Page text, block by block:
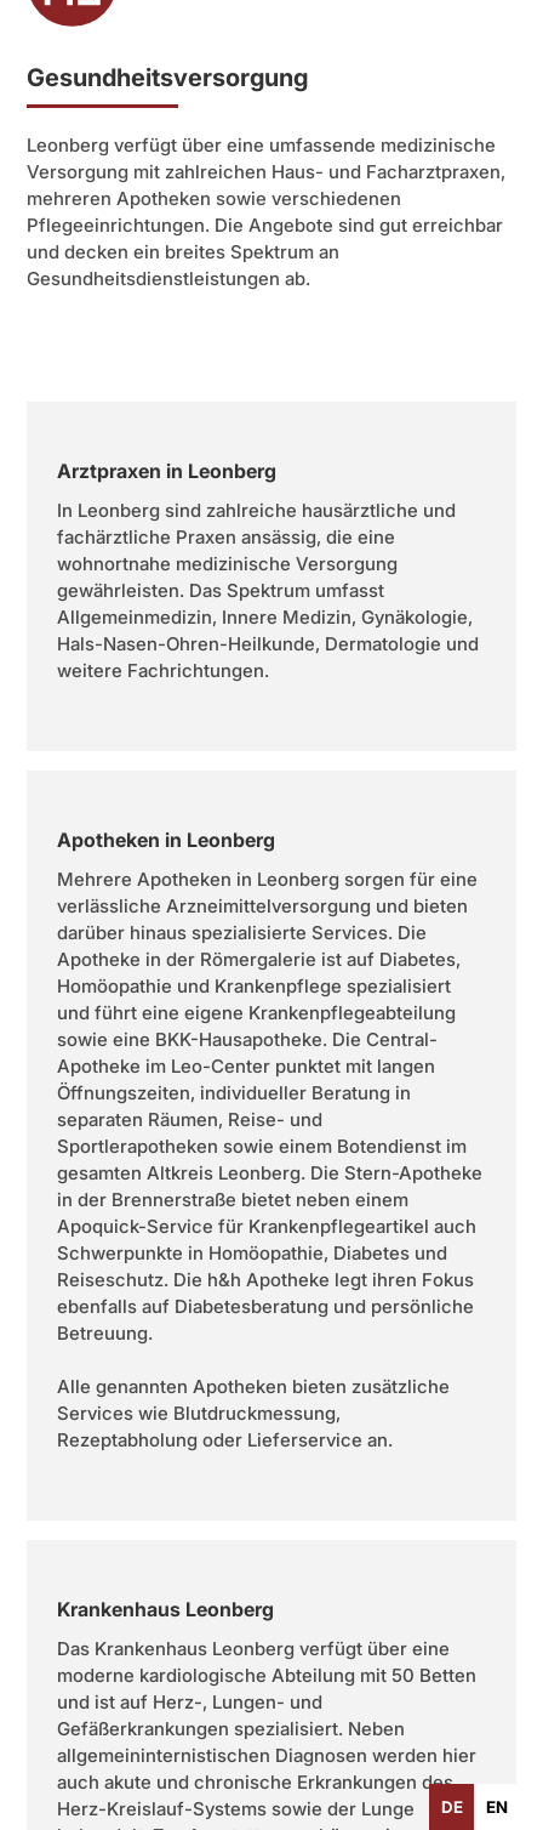
Gesundheitsversorgung
Leonberg verfügt über eine umfassende medizinische
Versorgung mit zahlreichen Haus- und Facharztpraxen,
mehreren Apotheken sowie verschiedenen
Pflegeeinrichtungen. Die Angebote sind gut erreichbar
und decken ein breites Spektrum an
Gesundheitsdienstleistungen ab.
Arztpraxen in Leonberg
In Leonberg sind zahlreiche hausärztliche und
fachärztliche Praxen ansässig, die eine
wohnortnahe medizinische Versorgung
gewährleisten. Das Spektrum umfasst
Allgemeinmedizin, Innere Medizin, Gynäkologie,
Hals-Nasen-Ohren-Heilkunde, Dermatologie und
weitere Fachrichtungen.
Apotheken in Leonberg
Mehrere Apotheken in Leonberg sorgen für eine
verlässliche Arzneimittelversorgung und bieten
darüber hinaus spezialisierte Services. Die
Apotheke in der Römergalerie ist auf Diabetes,
Homöopathie und Krankenpflege spezialisiert
und führt eine eigene Krankenpflegeabteilung
sowie eine BKK-Hausapotheke. Die Central-
Apotheke im Leo-Center punktet mit langen
Öffnungszeiten, individueller Beratung in
separaten Räumen, Reise- und
Sportlerapotheken sowie einem Botendienst im
gesamten Altkreis Leonberg. Die Stern-Apotheke
in der Brennerstraße bietet neben einem
Apoquick-Service für Krankenpflegeartikel auch
Schwerpunkte in Homöopathie, Diabetes und
Reiseschutz. Die h&h Apotheke legt ihren Fokus
ebenfalls auf Diabetesberatung und persönliche
Betreuung.
Alle genannten Apotheken bieten zusätzliche
Services wie Blutdruckmessung,
Rezeptabholung oder Lieferservice an.
Krankenhaus Leonberg
Das Krankenhaus Leonberg verfügt über eine
moderne kardiologische Abteilung mit 50 Betten
und ist auf Herz-, Lungen- und
Gefäßerkrankungen spezialisiert. Neben
allgemeininternistischen Diagnosen werden hier
auch akute und chronische Erkrankungen des
Herz-Kreislauf-Systems sowie der Lunge
DE EN